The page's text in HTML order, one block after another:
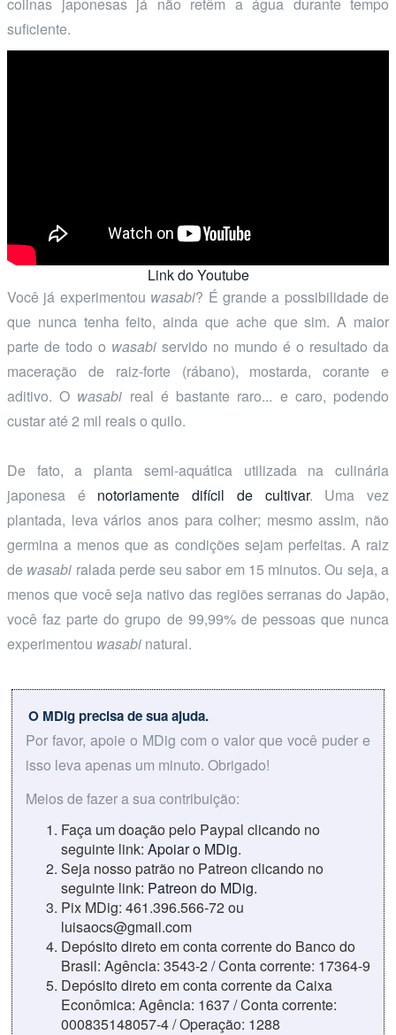
suficiente.
Link do Youtube
Você já experimentou wasabi? É grande a possibilidade de
que nunca tenha feito, ainda que ache que sim. A maior
parte de todo o wasabi servido no mundo é o resultado da
maceração de raiz-forte (rábano), mostarda, corante e
aditivo. O wasabi real é bastante raro... e caro, podendo
custar até 2 mil reais o quilo.
De fato, a planta semi-aquática utilizada na culinária
japonesa é notoriamente difícil de cultivar. Uma vez
plantada, leva vários anos para colher; mesmo assim, não
germina a menos que as condições sejam perfeitas. A raiz
de wasabi ralada perde seu sabor em 15 minutos. Ou seja, a
menos que você seja nativo das regiões serranas do Japão,
você faz parte do grupo de 99,99% de pessoas que nunca
experimentou wasabi natural.
O MDig precisa de sua ajuda.
Por favor, apoie o MDig com o valor que você puder e
isso leva apenas um minuto. Obrigado!
Meios de fazer a sua contribuição:
Faça um doação pelo Paypal clicando no
seguinte link: Apoiar o MDig.
Seja nosso patrão no Patreon clicando no
seguinte link: Patreon do MDig.
Pix MDig: 461.396.566-72 ou
luisaocs@gmail.com
Depósito direto em conta corrente do Banco do
Brasil: Agência: 3543-2 / Conta corrente: 17364-9
Depósito direto em conta corrente da Caixa
Econômica: Agência: 1637 / Conta corrente:
000835148057-4 / Operação: 1288